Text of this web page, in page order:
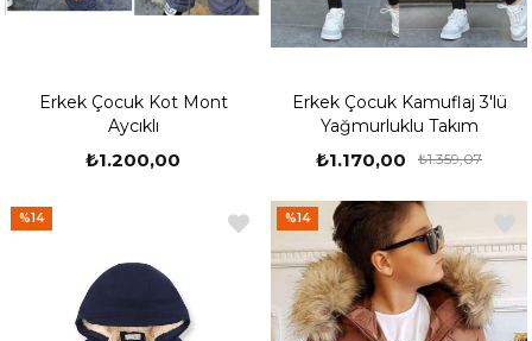
Erkek Çocuk Kot Mont
Aycıklı
₺1.200,00
Erkek Çocuk Kamuflaj 3'lü
Yağmurluklu Takım
₺1.170,00 ₺1.359,07
%14 %14